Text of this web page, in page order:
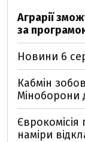
Аграрії
за
Новини 6
Кабмін
Міноборони
наміри